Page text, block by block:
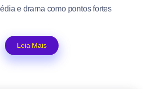
e drama como pontos fortes
Leia Mais